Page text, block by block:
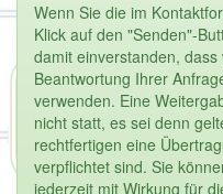
Wenn Sie die im
Klick auf den "Senden"-
damit einverstanden,
Beantwortung Ihrer
verwenden. Eine
nicht statt, es sei denn
rechtfertigen eine
verpflichtet sind. Sie
jederzeit mit Wirkung für